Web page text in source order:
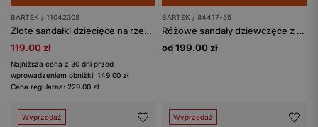
BARTEK / 11042308
Złote sandałki dziecięce na rzepy, skórzane BARTEK 11042308
119.00 zł
Najniższa cena z 30 dni przed
wprowadzeniem obniżki: 149.00 zł
Cena regularna: 229.00 zł
BARTEK / 84417-55
Różowe sandały dziewczęce z aplikacją w kwiaty z dwoiny foliowanej
od 199.00 zł
Wyprzedaż Wyprzedaż